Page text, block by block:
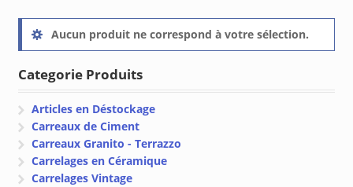
Aucun produit ne correspond à votre sélection.
Categorie Produits
Articles en Déstockage
Carreaux de Ciment
Carreaux Granito - Terrazzo
Carrelages en Céramique
Carrelages Vintage